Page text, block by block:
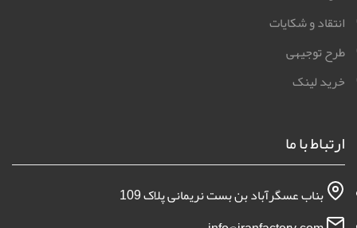
انتقاد و شکایات
طرح توجیهی
خرید لینک
ارتباط با ما
بناب عسگرآباد بن بست نریمانی پلاک 109